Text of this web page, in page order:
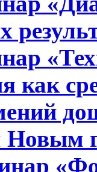
как